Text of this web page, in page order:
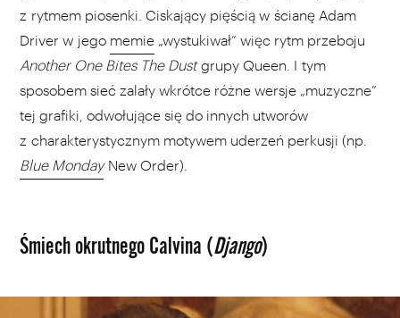
z rytmem piosenki. Ciskający pięścią w ścianę Adam
Driver w jego memie „wystukiwał” więc rytm przeboju
Another One Bites The Dustgrupy Queen. I tym
sposobem sieć zalały wkrótce różne wersje „muzyczne”
tej grafiki, odwołujące się do innych utworów
z charakterystycznym motywem uderzeń perkusji (np.
Blue MondayNew Order).
Śmiech okrutnego Calvina (Django)